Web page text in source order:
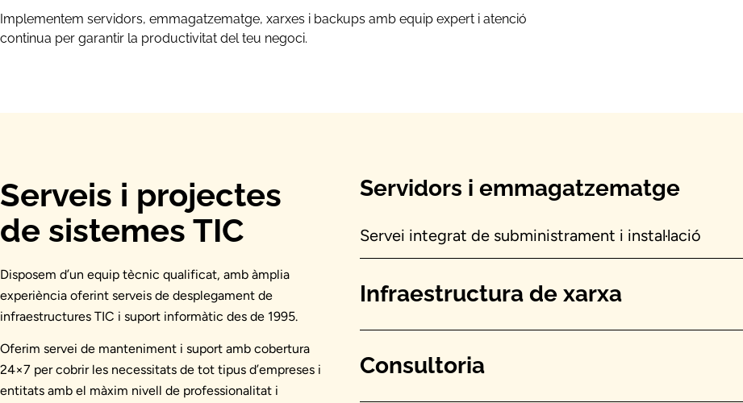
Implementem servidors, emmagatzematge, xarxes i backups amb equip expert i atenció
continua per garantir la productivitat del teu negoci.
Serveis i projectes
de sistemes TIC
Disposem d’un equip tècnic qualificat, amb àmplia
experiència oferint serveis de desplegament de
infraestructures TIC i suport informàtic des de 1995.
Oferim servei de manteniment i suport amb cobertura
24×7 per cobrir les necessitats de tot tipus d’empreses i
entitats amb el màxim nivell de professionalitat i
Servidors i emmagatzematge
Servei integrat de subministrament i instal·lació
Infraestructura de xarxa
Consultoria